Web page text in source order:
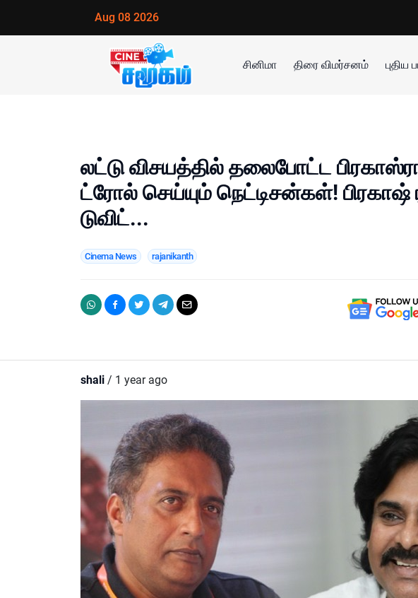
Aug 08 2026
சினிமா திரை விமர்சனம்
லட்டு விசயத்தில் தலைபோட்ட
ட்ரோல் செய்யும் நெட்டிசன்கள்! பிரகாஷ்
டுவிட்...
Cinema News rajanikanth
shali / 1 year ago